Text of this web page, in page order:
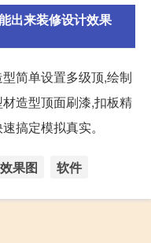
出来装修设计效果
简单设置多级顶,绘制
造型顶面刷漆,扣板精
搞定模拟真实。
效果图 软件